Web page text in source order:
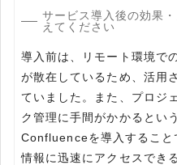
サービス導入後の効果
えてください
導入前は、リモート環境で
が散在しているため、活用
ていました。また、プロジ
ク管理に手間がかかるとい
Confluenceを導入すること
情報に迅速にアクセスでき